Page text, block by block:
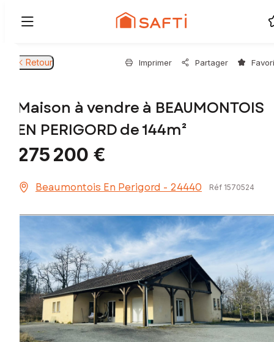
Retour Imprimer Partager
Maison à vendre à BEAUMONTOIS
EN PERIGORD de 144m²
275 200 €
Beaumontois En Perigord - 24440 Réf 1570524